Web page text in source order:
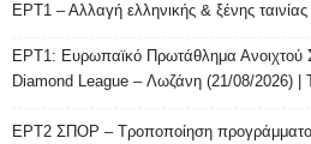
ΕΡΤ1 – Αλλαγή ελληνικής & ξένης
ΕΡΤ1: Ευρωπαϊκό Πρωτάθλημα Ανοιχτού
Diamond League – Λωζάνη (21/08/2026) |
ΕΡΤ2 ΣΠΟΡ – Τροποποίηση